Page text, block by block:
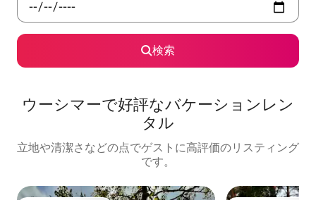
検索
ウーシマーで好評なバケーションレン
タル
立地や清潔さなどの点でゲストに高評価のリスティング
です。